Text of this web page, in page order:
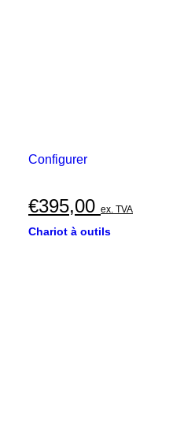
Configurer
€395,00 ex. TVA
Chariot à outils